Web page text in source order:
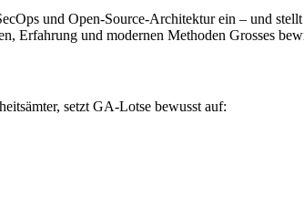
und Open-Source-Architektur ein – und
Erfahrung und modernen Methoden Grosses
setzt GA-Lotse bewusst auf: